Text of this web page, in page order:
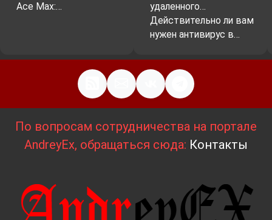
Ace Max:…
удаленного…
Действительно ли вам
нужен антивирус в…
По вопросам сотрудничества на портале
AndreyEx, обращаться сюда: Контакты